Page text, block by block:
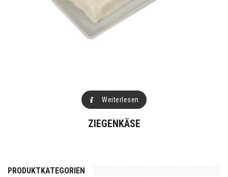
Weiterlesen
ZIEGENKÄSE
PRODUKTKATEGORIEN